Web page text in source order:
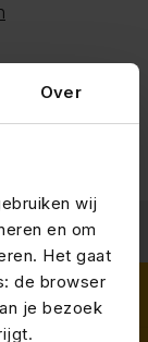
Over
wij
en om
Het gaat
de browser
je bezoek